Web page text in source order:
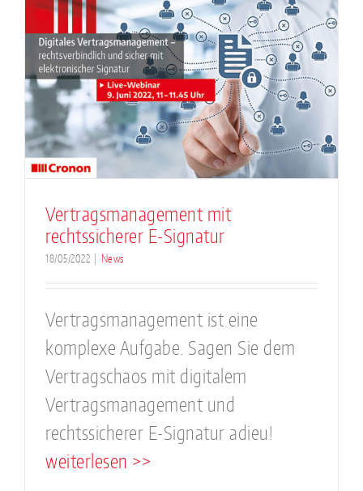
Vertragsmanagement mit
rechtssicherer E-Signatur
18/05/2022 News
Vertragsmanagement ist eine
komplexe Aufgabe. Sagen Sie dem
Vertragschaos mit digitalem
Vertragsmanagement und
rechtssicherer E-Signatur adieu!
weiterlesen >>